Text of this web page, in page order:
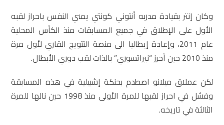
وكان إنتر بقيادة مدربه أنتوني كونتي يمني النفس باحراز لقبه
الأول على الإطلاق في جميع المسابقات منذ الكأس المحلية
عام 2011، وإعادة إيطاليا الى منصة التتويج القاري لأول مرة
منذ 2010 حين أحرز “نيراتسوري” بالذات لقب دوري الأبطال.
لكن عملاق ميلانو اصطدم بحنكة إشبيلية في هذه المسابقة
وفشل في احراز لقبها للمرة الأولى منذ 1998 حين نالها للمرة
الثالثة في تاريخه.